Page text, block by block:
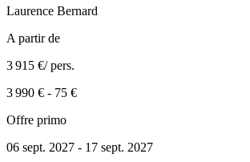
Laurence Bernard
A partir de
3 915 €/ pers.
3 990 € - 75 €
Offre primo
06 sept. 2027 - 17 sept. 2027